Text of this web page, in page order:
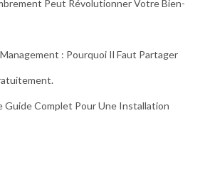
Peut Révolutionner Votre Bien-
: Pourquoi Il Faut Partager
Guide Complet Pour Une Installation